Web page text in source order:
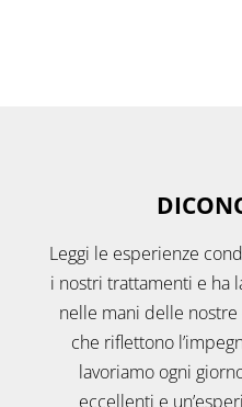
Leggi le esperienze
i nostri trattamenti e ha
nelle mani delle
che riflettono
lavoriamo ogni
eccellenti e